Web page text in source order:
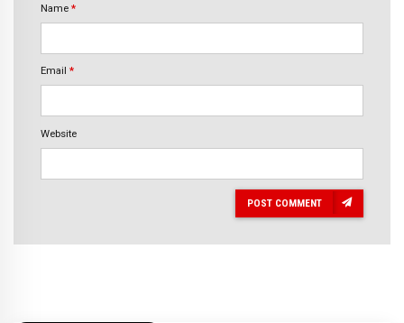
Name *
Email *
Website
POST COMMENT